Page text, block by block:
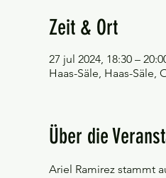
Zeit & Ort
27 jul 2024, 18:30 –
Haas-Säle, Haas-Säle,
Über die
Ariel Ramirez stammt